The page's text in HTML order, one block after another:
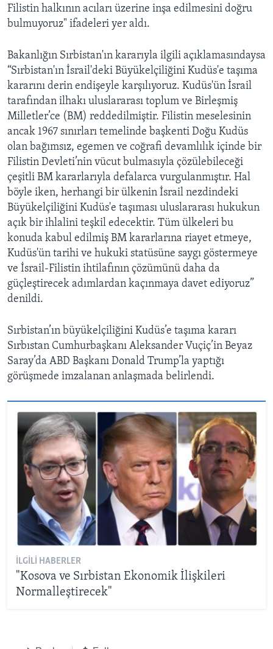
Filistin halkının acıları üzerine inşa edilmesini doğru
bulmuyoruz" ifadeleri yer aldı.
Bakanlığın Sırbistan'ın kararıyla ilgili açıklamasındaysa
“Sırbistan'ın İsrail'deki Büyükelçiliğini Kudüs'e taşıma
kararını derin endişeyle karşılıyoruz. Kudüs'ün İsrail
tarafından ilhakı uluslararası toplum ve Birleşmiş
Milletler’ce (BM) reddedilmiştir. Filistin meselesinin
ancak 1967 sınırları temelinde başkenti Doğu Kudüs
olan bağımsız, egemen ve coğrafi devamlılık içinde bir
Filistin Devleti’nin vücut bulmasıyla çözülebileceği
çeşitli BM kararlarıyla defalarca vurgulanmıştır. Hal
böyle iken, herhangi bir ülkenin İsrail nezdindeki
Büyükelçiliğini Kudüs'e taşıması uluslararası hukukun
açık bir ihlalini teşkil edecektir. Tüm ülkeleri bu
konuda kabul edilmiş BM kararlarına riayet etmeye,
Kudüs'ün tarihi ve hukuki statüsüne saygı göstermeye
ve İsrail-Filistin ihtilafının çözümünü daha da
güçleştirecek adımlardan kaçınmaya davet ediyoruz”
denildi.
Sırbistan’ın büyükelçiliğini Kudüs’e taşıma kararı
Sırbıstan Cumhurbaşkanı Aleksander Vuçiç’in Beyaz
Saray’da ABD Başkanı Donald Trump’la yaptığı
görüşmede imzalanan anlaşmada belirlendi.
İLGILI HABERLER
"Kosova ve Sırbistan Ekonomik İlişkileri
Normalleştirecek"